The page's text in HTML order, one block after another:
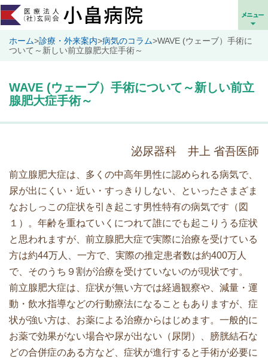
ホーム>診療・外来案内>病気のコラム>WAVE (ウェーブ）手術に
ついて～新しい前立腺肥大症手術～
WAVE (ウェーブ）手術について～新しい前立
腺肥大症手術～
泌尿器科 井上 省吾医師
前立腺肥大症は、多くの中高年男性に認められる病気で、
尿が出にくい・近い・すっきりしない、といったさまざま
なおしっこの症状を引き起こす男性特有の病気です（図
１）。年齢を重ねていくにつれて誰にでも起こりうる症状
と思われますが、前立腺肥大症で実際に治療を受けている
方は約44万人、一方で、実際の推定患者数は約400万人
で、そのうち９割が治療を受けていないのが現状です。
前立腺肥大症は、症状が無い方では経過観察や、減量・運
動・飲水指導などの行動療法になることもありますが、症
状が強い方は、お薬による治療からはじめます。一般的に
お薬で効果がない場合や尿が出ない（尿閉）、膀胱結石な
どの合併症のある方など、症状が進行すると手術が必要に